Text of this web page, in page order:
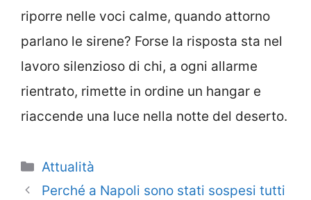
riporre nelle voci calme, quando attorno
parlano le sirene? Forse la risposta sta nel
lavoro silenzioso di chi, a ogni allarme
rientrato, rimette in ordine un hangar e
riaccende una luce nella notte del deserto.
Categorie
Attualità
Perché a Napoli sono stati sospesi tutti